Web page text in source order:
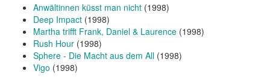
Anwältinnen küsst man nicht (1998)
Deep Impact (1998)
Martha trifft Frank, Daniel & Laurence (1998)
Rush Hour (1998)
Sphere - Die Macht aus dem All (1998)
Vigo (1998)